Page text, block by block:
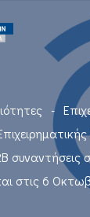
στις 6